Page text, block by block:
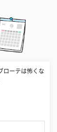
ローテは怖くな